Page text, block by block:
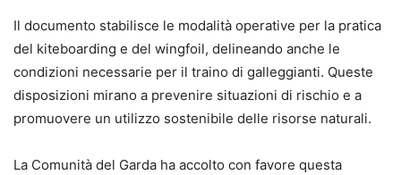
Il documento stabilisce le modalità operative per la pratica
del kiteboarding e del wingfoil, delineando anche le
condizioni necessarie per il traino di galleggianti. Queste
disposizioni mirano a prevenire situazioni di rischio e a
promuovere un utilizzo sostenibile delle risorse naturali.
La Comunità del Garda ha accolto con favore questa